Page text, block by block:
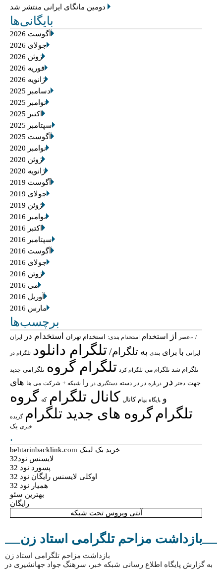
دومین مانگای ایرانی منتشر شد
بایگانی‌ها
آگوست 2026
جولای 2026
ژوئن 2026
فوریه 2026
ژانویه 2026
دسامبر 2025
نوامبر 2025
اکتبر 2025
سپتامبر 2025
آگوست 2025
نوامبر 2020
ژوئن 2020
ژانویه 2020
آگوست 2019
جولای 2019
ژوئن 2019
نوامبر 2016
اکتبر 2016
سپتامبر 2016
آگوست 2016
جولای 2016
ژوئن 2016
می 2016
آوریل 2016
مارس 2016
برچسب‌ها
«عصر از استخدام استخدام بندی: استخدام تهران استخدام در ایران
ایرانی با برای بندی بهتلگرام/تلگرام دانلود تلگرام در
تلگرام شد تلگرام می تلگرام کرد تلگرام گروه تلگرامی جدید
جهت دختر در درباره در در دسته دستگیری در را شبکه + شرکت می ها
های
پایگاه پیام کانال کانال تلگرام که گروه
تلگرامگروه های جدید تلگرام گزیده
خبری یک
خرید بک لینک behtarinbacklink.com
لایسنس نود32
پسورد نود 32
اوکلی لایسنس رایگان نود 32
همیار نود 32
بهترین سئو
رایگان
آنتی ویروس تحت شبکه
بازداشت مزاحم تلگرامی استاد زن
بازداشت مزاحم تلگرامی استاد زن
به گزارش پایگاه اطلاع رسانی شبکه خبر، سرهنگ جواد جهانشیری در